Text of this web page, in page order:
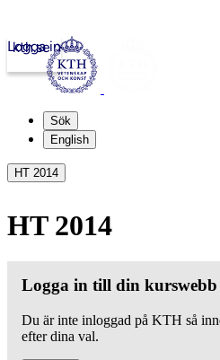
kth.se
Logga in
Sök
English
HT 2014
HT 2014
Logga in till din kurswebb
Du är inte inloggad på KTH så
efter dina val.